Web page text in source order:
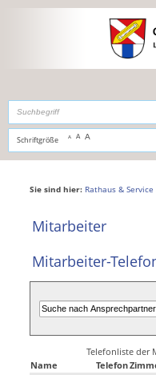
,zur Navigationoderzur
Schriftgröße A A A
Sie sind hier: Rathaus & Service
Mitarbeiter
Mitarbeiter-
Telefonliste der
Name
Telefon